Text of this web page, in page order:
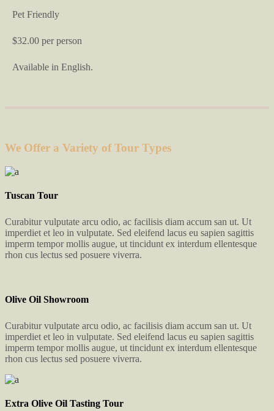
Pet Friendly
$32.00 per person
Available in English.
We Offer a Variety of Tour Types
Tuscan Tour
Curabitur vulputate arcu odio, ac facilisis diam accum san ut. Ut
imperdiet et leo in vulputate. Sed eleifend lacus eu sapien sagittis
imperm tempor mollis augue, ut tincidunt ex interdum ellentesque
rhon cus lectus sed posuere viverra.
Olive Oil Showroom
Curabitur vulputate arcu odio, ac facilisis diam accum san ut. Ut
imperdiet et leo in vulputate. Sed eleifend lacus eu sapien sagittis
imperm tempor mollis augue, ut tincidunt ex interdum ellentesque
rhon cus lectus sed posuere viverra.
Extra Olive Oil Tasting Tour